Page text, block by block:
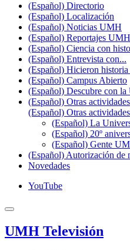
(Español) Directorio
(Español) Localización
(Español) Noticias UMH
(Español) Reportajes UMH
(Español) Ciencia con
(Español) Entrevista con...
(Español) Hicieron historia
(Español) Campus Abierto
(Español) Descubre con
(Español) Otras actividades
(Español) Otras actividades
(Español) La
(Español) 20º
(Español) Gente
(Español) Autorización de
Novedades
YouTube
UMH Televisión